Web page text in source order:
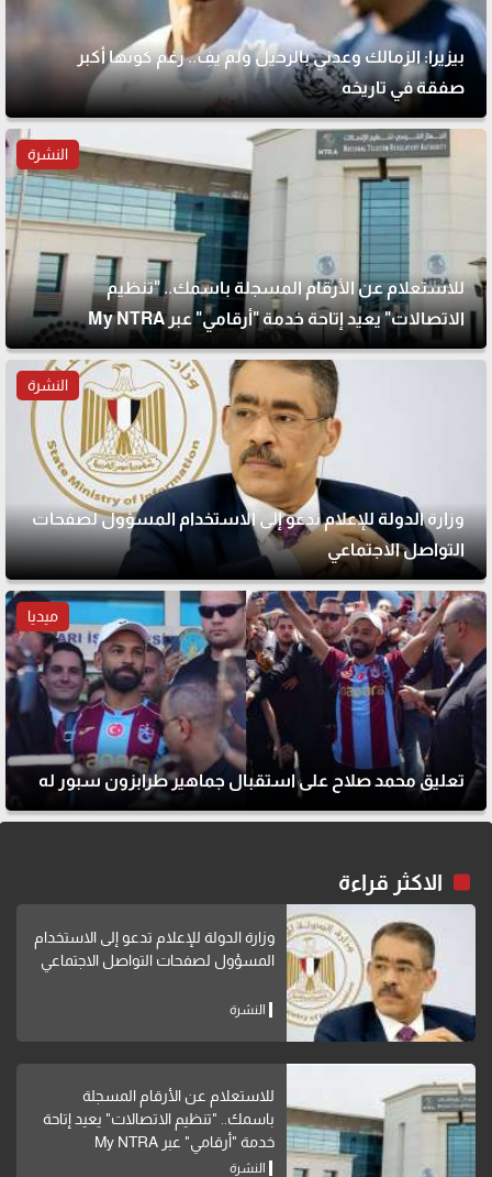
بيزيرا: الزمالك وعدني بالرحيل ولم يفِ.. رغم كونها أكبر
صفقة في تاريخه
النشرة
للاستعلام عن الأرقام المسجلة باسمك.. "تنظيم
الاتصالات" يعيد إتاحة خدمة "أرقامي" عبر My NTRA
النشرة
وزارة الدولة للإعلام تدعو إلى الاستخدام المسؤول لصفحات
التواصل الاجتماعي
ميديا
تعليق محمد صلاح على استقبال جماهير طرابزون سبور له
الاكثر قراءة
وزارة الدولة للإعلام تدعو إلى الاستخدام
المسؤول لصفحات التواصل الاجتماعي
النشرة
للاستعلام عن الأرقام المسجلة
باسمك.. "تنظيم الاتصالات" يعيد إتاحة
خدمة "أرقامي" عبر My NTRA
النشرة